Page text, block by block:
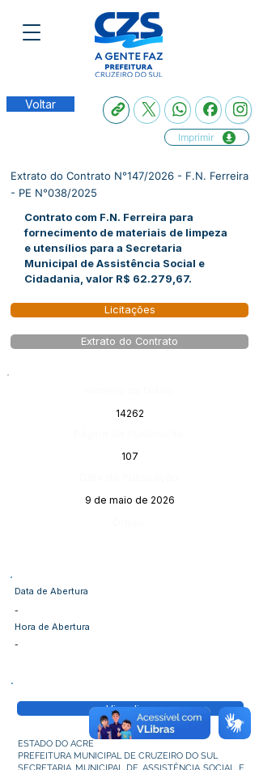
Voltar
Imprimir
Extrato do Contrato N°147/2026 - F.N. Ferreira
- PE N°038/2025
Contrato com F.N. Ferreira para
fornecimento de materiais de limpeza
e utensílios para a Secretaria
Municipal de Assistência Social e
Cidadania, valor R$ 62.279,67.
Licitações
Extrato do Contrato
14262
107
9 de maio de 2026
Data de Abertura
-
Hora de Abertura
-
Visualizar
ESTADO DO ACRE
PREFEITURA MUNICIPAL DE CRUZEIRO DO SUL